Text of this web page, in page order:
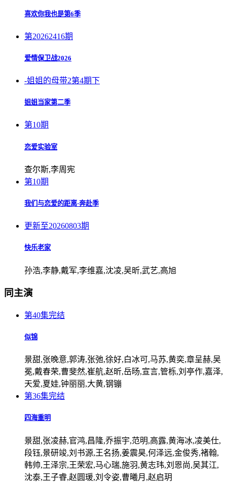
喜欢你我也是第6季
第20262416期
爱情保卫战2026
-姐姐的母带2第4期下
姐姐当家第二季
第10期
恋爱实验室
查尔斯,李周宪
第10期
我们与恋爱的距离·奔赴季
更新至20260803期
快乐老家
孙浩,李静,戴军,李维嘉,沈凌,吴昕,武艺,高旭
同主演
第40集完结
似锦
景甜,张晚意,郭涛,张弛,徐好,白冰可,马苏,黄奕,章呈赫,吴
冕,戴春荣,曹斐然,崔航,赵昕,岳旸,宣言,管栎,刘亭作,嘉泽,
天爱,夏娃,钟丽丽,大黄,钢镚
第36集完结
四海重明
景甜,张凌赫,官鸿,昌隆,乔振宇,范明,高露,黄海冰,凌美仕,
段钰,景研竣,刘书源,王名扬,姜震昊,何泽远,金俊秀,褚翰,
韩帅,王泽宗,王荣宏,马心瑞,施羽,黄志玮,刘恩尚,吴其江,
沈泰,王子睿,赵圆瑗,刘令姿,曹曦月,赵启玥